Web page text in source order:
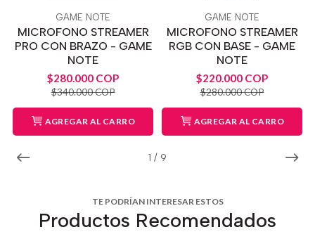
1 / 9
GAME NOTE
MICROFONO STREAMER
PRO CON BRAZO - GAME
NOTE
$280.000 COP
$340.000 COP
AGREGAR AL CARRO
GAME NOTE
MICROFONO STREAMER
RGB CON BASE - GAME
NOTE
$220.000 COP
$280.000 COP
AGREGAR AL CARRO
TE PODRÍAN INTERESAR ESTOS
Productos Recomendados